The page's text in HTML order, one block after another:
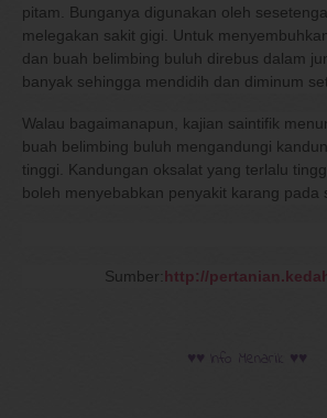
pitam. Bunganya digunakan oleh
melegakan sakit gigi. Untuk
dan buah belimbing buluh direbus dalam
banyak sehingga mendidih dan diminum
Walau bagaimanapun, kajian saintifik
buah belimbing buluh mengandungi
tinggi. Kandungan oksalat yang terlalu
boleh menyebabkan penyakit karang pada
Sumber: http://
♥♥ Info Menarik ♥♥